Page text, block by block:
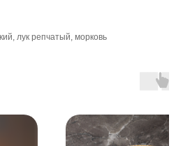
лук репчатый, морковь